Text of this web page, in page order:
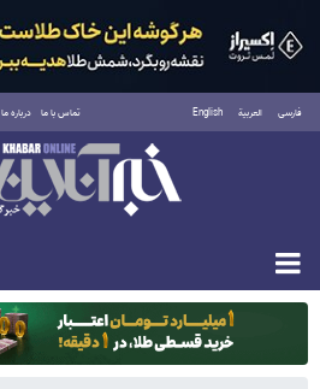
فارسی العربية English تماس با ما درباره ما
یکشنبه ۱۸ مرداد ۱۴۰۵